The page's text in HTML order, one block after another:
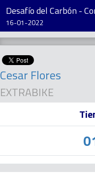
Desafío del Carbón -
16-01-2022
Cesar Flores
EXTRABIKE